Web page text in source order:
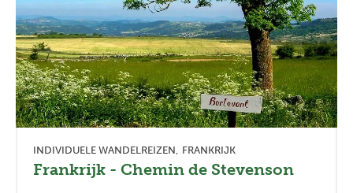
INDIVIDUELE WANDELREIZEN FRANKRIJK
Frankrijk - Chemin de Stevenson